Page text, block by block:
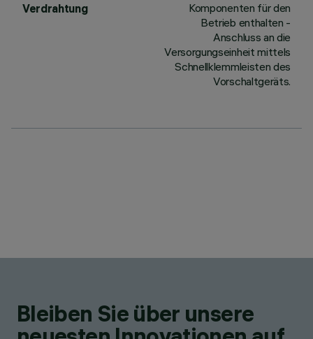
Verdrahtung
Komponenten für den
Betrieb enthalten -
Anschluss an die
Versorgungseinheit mittels
Schnellklemmleisten des
Vorschaltgeräts.
Bleiben Sie über unsere